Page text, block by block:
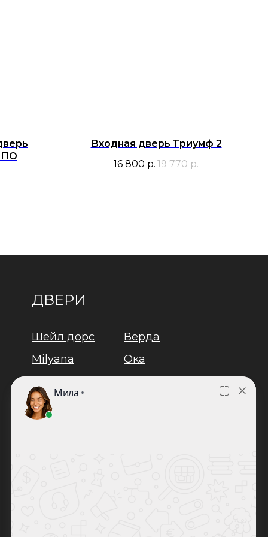
ПО
Входная дверь Триумф 2
16 800 р. 19 770 р.
ДВЕРИ
Верда
Шейл дорс
Дворецкий
Двери
регионов
Ока
Milyana